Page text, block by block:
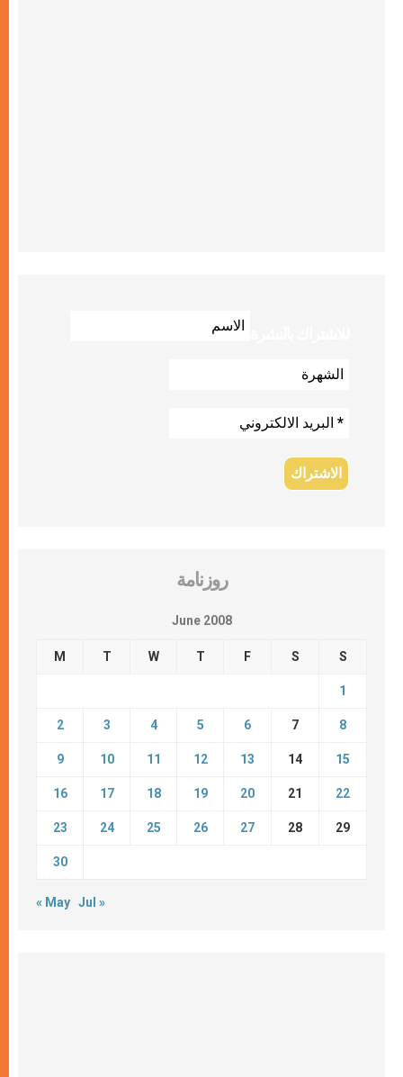
روزنامة
June 2008
M T W T F S S
1
2 3 4 5 6 7 8
9 10 11 12 13 14 15
16 17 18 19 20 21 22
23 24 25 26 27 28 29
30
« May Jul »